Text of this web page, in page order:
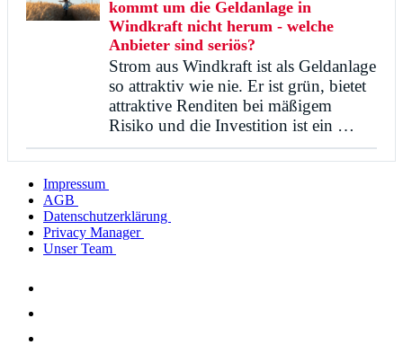
kommt um die Geldanlage in
Windkraft nicht herum - welche
Anbieter sind seriös?
Strom aus Windkraft ist als Geldanlage
so attraktiv wie nie. Er ist grün, bietet
attraktive Renditen bei mäßigem
Risiko und die Investition ist ein …
Impressum
AGB
Datenschutzerklärung
Privacy Manager
Unser Team